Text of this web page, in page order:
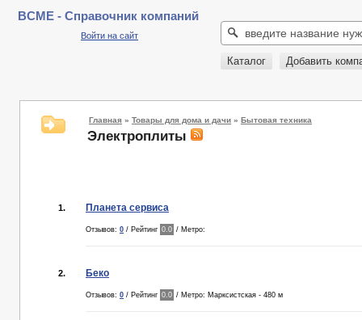
BCME - Справочник компаний
Войти на сайт
Каталог Добавить
Главная » Товары для дома и дачи » Бытовая техника
Электроплиты
1. Планета сервиса
Отзывов: 0 / Рейтинг 0.0 / Метро:
2. Беко
Отзывов: 0 / Рейтинг 0.0 / Метро: Марксистская - 480 м